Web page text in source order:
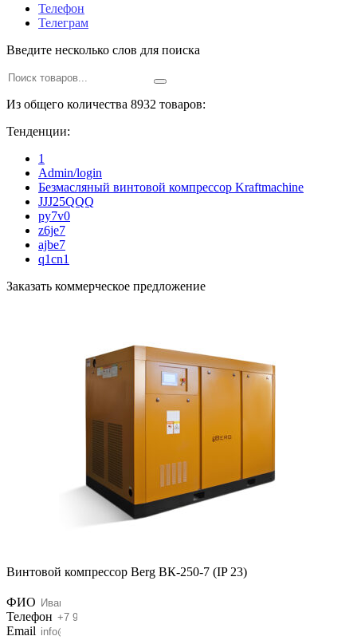
Телефон
Телеграм
Введите несколько слов для поиска
Из общего количества 8932 товаров:
Тенденции:
1
Admin/login
Безмасляный винтовой компрессор Kraftmaсhine
JJJ25QQQ
py7v0
z6je7
ajbe7
q1cn1
Заказать коммерческое предложение
Винтовой компрессор Berg ВК-250-7 (IP 23)
ФИО
Телефон
Email